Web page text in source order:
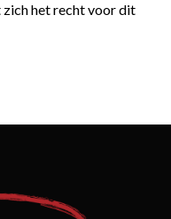
het recht voor dit